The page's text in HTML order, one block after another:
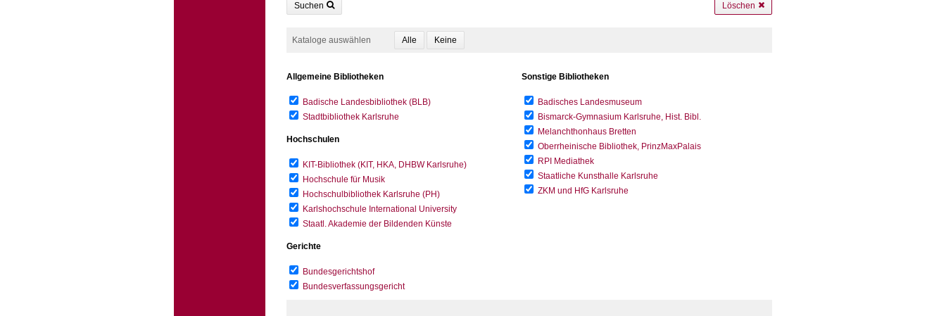
Suchen Löschen
Kataloge auswählen
Allgemeine Bibliotheken
Badische Landesbibliothek (BLB)
Stadtbibliothek Karlsruhe
Hochschulen
KIT-Bibliothek (KIT, HKA, DHBW Karlsruhe)
Hochschule für Musik
Hochschulbibliothek Karlsruhe (PH)
Karlshochschule International University
Staatl. Akademie der Bildenden Künste
Gerichte
Bundesgerichtshof
Bundesverfassungsgericht
Sonstige Bibliotheken
Badisches Landesmuseum
Bismarck-Gymnasium Karlsruhe, Hist. Bibl.
Melanchthonhaus Bretten
Oberrheinische Bibliothek, PrinzMaxPalais
RPI Mediathek
Staatliche Kunsthalle Karlsruhe
ZKM und HfG Karlsruhe